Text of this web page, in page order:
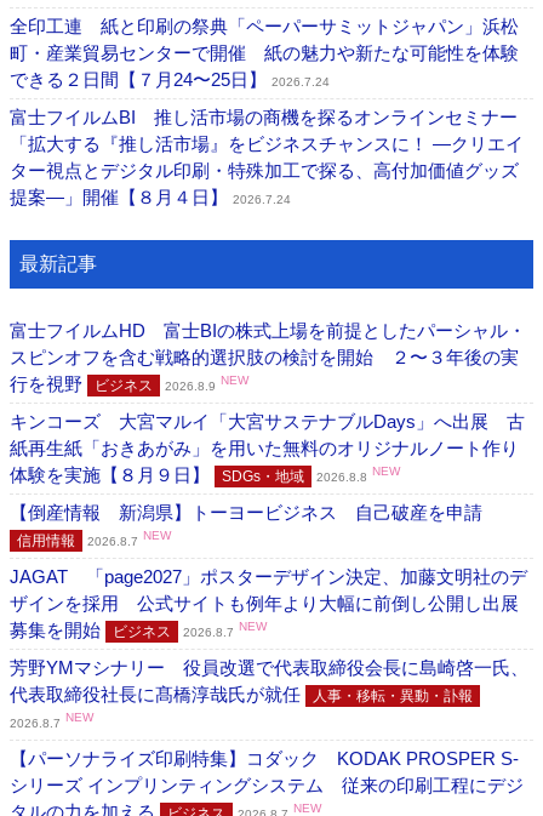
全印工連 紙と印刷の祭典「ペーパーサミットジャパン」浜松
町・産業貿易センターで開催 紙の魅力や新たな可能性を体験
できる２日間【７月24〜25日】
2026.7.24
富士フイルムBI 推し活市場の商機を探るオンラインセミナー
「拡大する『推し活市場』をビジネスチャンスに！ ―クリエイ
ター視点とデジタル印刷・特殊加工で探る、高付加価値グッズ
提案―」開催【８月４日】
2026.7.24
最新記事
富士フイルムHD 富士BIの株式上場を前提としたパーシャル・
スピンオフを含む戦略的選択肢の検討を開始 ２〜３年後の実
行を視野
ビジネス 2026.8.9 NEW
キンコーズ 大宮マルイ「大宮サステナブルDays」へ出展 古
紙再生紙「おきあがみ」を用いた無料のオリジナルノート作り
体験を実施【８月９日】
SDGs・地域 2026.8.8 NEW
【倒産情報 新潟県】トーヨービジネス 自己破産を申請
信用情報 2026.8.7 NEW
JAGAT 「page2027」ポスターデザイン決定、加藤文明社のデ
ザインを採用 公式サイトも例年より大幅に前倒し公開し出展
募集を開始
ビジネス 2026.8.7 NEW
芳野YMマシナリー 役員改選で代表取締役会長に島崎啓一氏、
代表取締役社長に髙橋淳哉氏が就任
人事・移転・異動・訃報
2026.8.7 NEW
【パーソナライズ印刷特集】コダック KODAK PROSPER S-
シリーズ インプリンティングシステム 従来の印刷工程にデジ
タルの力を加える
NEW